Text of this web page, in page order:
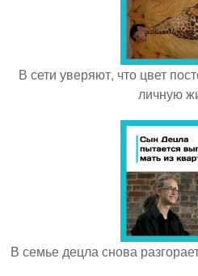
В сети уверяют, что цвет
личную
В семье децла снова